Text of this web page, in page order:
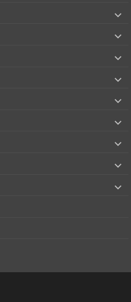
child
child
child
child
child
child
child
child
child